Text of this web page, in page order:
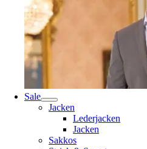
Sale
Jacken
Lederjacken
Jacken
Sakkos